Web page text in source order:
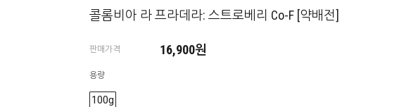
콜롬비아 라 프라데라: 스트로베리 Co-F [약배전]
판매가격 16,900원
용량
100g